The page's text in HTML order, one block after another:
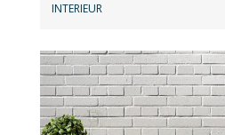
INTERIEUR